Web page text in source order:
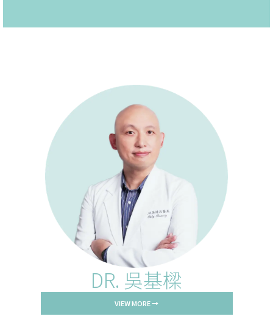
DR. 吳基樑
VIEW MORE →